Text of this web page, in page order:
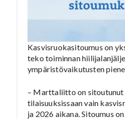
Kasvisruokasitoumus on
teko toiminnan
ympäristövaikutusten
– Marttaliitto on sitoutunut
tilaisuuksissaan vain
ja 2026 aikana. Sitoumus